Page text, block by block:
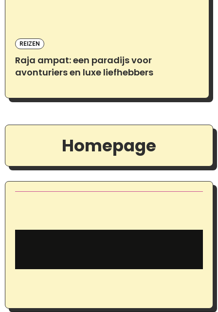
REIZEN
Raja ampat: een paradijs voor
avonturiers en luxe liefhebbers
Homepage